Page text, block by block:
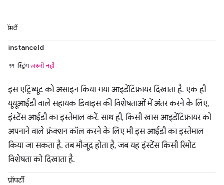
प्रॉपर्टी
instanceId
स्ट्रिंगज़रूरी नहीं
इस एट्रिब्यूट को असाइन किया गया आइडेंटिफ़ायर दिखाता है. एक ही
यूयूआईडी वाले सहायक डिवाइस की विशेषताओं में अंतर करने के लिए,
इंस्टेंस आईडी का इस्तेमाल करें. साथ ही, किसी खास आइडेंटिफ़ायर को
अपनाने वाले फ़ंक्शन कॉल करने के लिए भी इस आईडी का इस्तेमाल
किया जा सकता है. तब मौजूद होता है, जब यह इंस्टेंस किसी रिमोट
विशेषता को दिखाता है.
प्रॉपर्टी